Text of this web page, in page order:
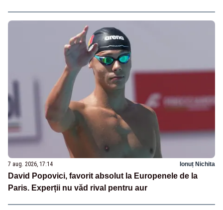
7 aug. 2026, 17:14 Ionuț Nichita
David Popovici, favorit absolut la Europenele de la
Paris. Experții nu văd rival pentru aur